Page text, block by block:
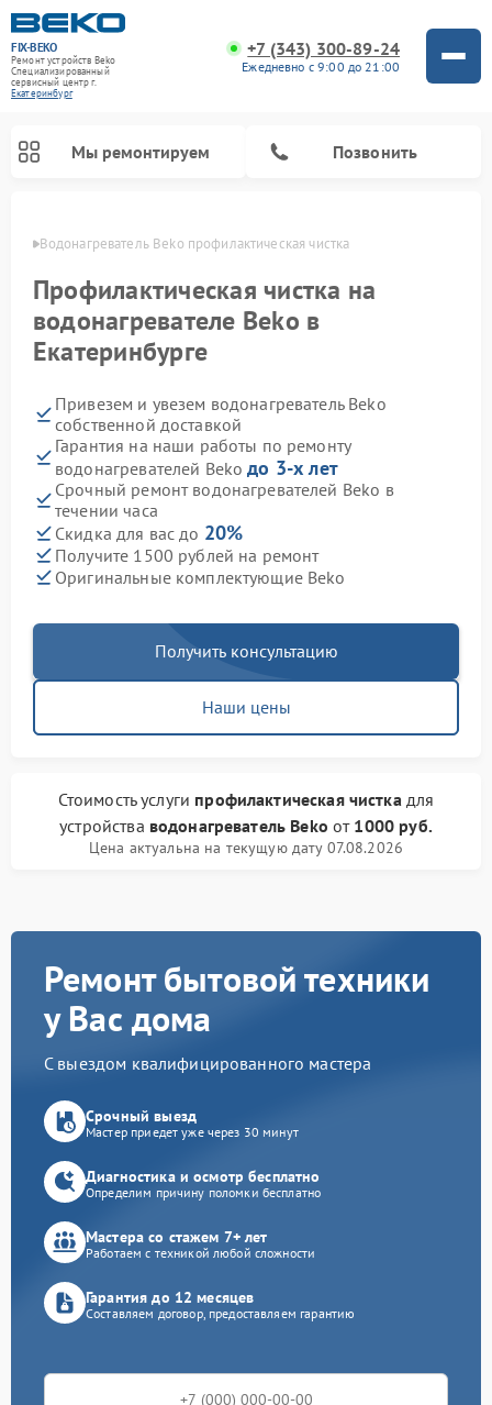
FIX-BEKO
Ремонт устройств Beko
Специализированный
cервисный центр г.
Екатеринбург
+7 (343) 300-89-24
Ежедневно с 9:00 до 21:00
Мы ремонтируем Позвонить
Водонагреватель Beko профилактическая чистка
Профилактическая чистка на
водонагревателе Beko в
Екатеринбурге
Привезем и увезем водонагреватель Beko
собственной доставкой
Гарантия на наши работы по ремонту
водонагревателей Bekoдо 3-х лет
Срочный ремонт водонагревателей Beko в
течении часа
Скидка для вас до 20%
Получите 1500 рублей на ремонт
Оригинальные комплектующие Beko
Получить консультацию
Наши цены
Стоимость услуги профилактическая чисткадля
устройства водонагреватель Beko от 1000 руб.
Цена актуальна на текущую дату 07.08.2026
Ремонт бытовой техники
у Вас дома
С выездом квалифицированного мастера
Срочный выезд
Мастер приедет уже через 30 минут
Диагностика и осмотр бесплатно
Определим причину поломки бесплатно
Мастера со стажем 7+ лет
Работаем с техникой любой сложности
Гарантия до 12 месяцев
Составляем договор, предоставляем гарантию